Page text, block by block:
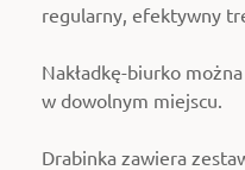
regularny, efektywny
Nakładkę-biurko
w dowolnym miejscu.
Drabinka zawiera